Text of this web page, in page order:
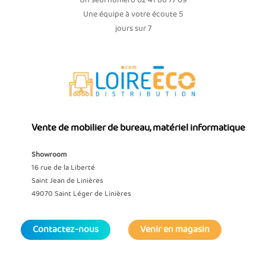
Une équipe à votre écoute 5
jours sur 7
Vente de mobilier de bureau, matériel informatique
Showroom
16 rue de la Liberté
Saint Jean de Linières
49070 Saint Léger de Linières
Contactez-nous Venir en magasin